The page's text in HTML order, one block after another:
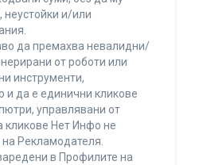
и/или
да премахва невалидни/
от роботи или
инструменти,
и да е единични кликове
управлявани от
кликове Нет Инфо не
Рекламодателя.
в Профилите на